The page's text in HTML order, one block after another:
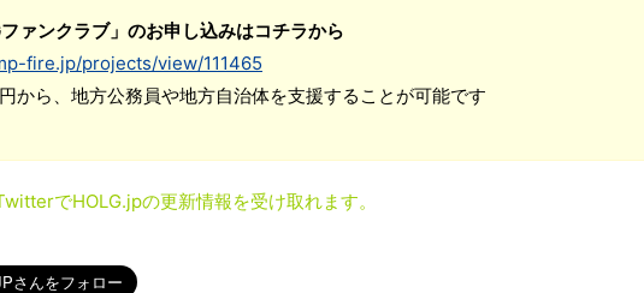
ァンクラブ」のお申し込みはコチラから
fire.jp/projects/view/111465
から、地方公務員や地方自治体を支援することが可能です
でHOLG.jpの更新情報を受け取れます。